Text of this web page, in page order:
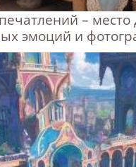
– место
эмоций и